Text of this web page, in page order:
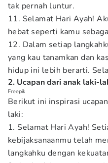
tak pernah luntur.
11. Selamat Hari Ayah!
hebat seperti kamu
12. Dalam setiap
yang kau tanamkan dan
hidup ini lebih berarti.
2. Ucapan dari anak laki-
Freepik
Berikut ini inspirasi
laki:
1. Selamat Hari Ayah!
kebijaksanaanmu telah
langkahku dengan